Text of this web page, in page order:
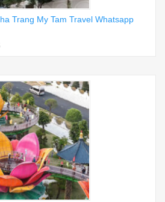
Trang My Tam Travel Whatsapp